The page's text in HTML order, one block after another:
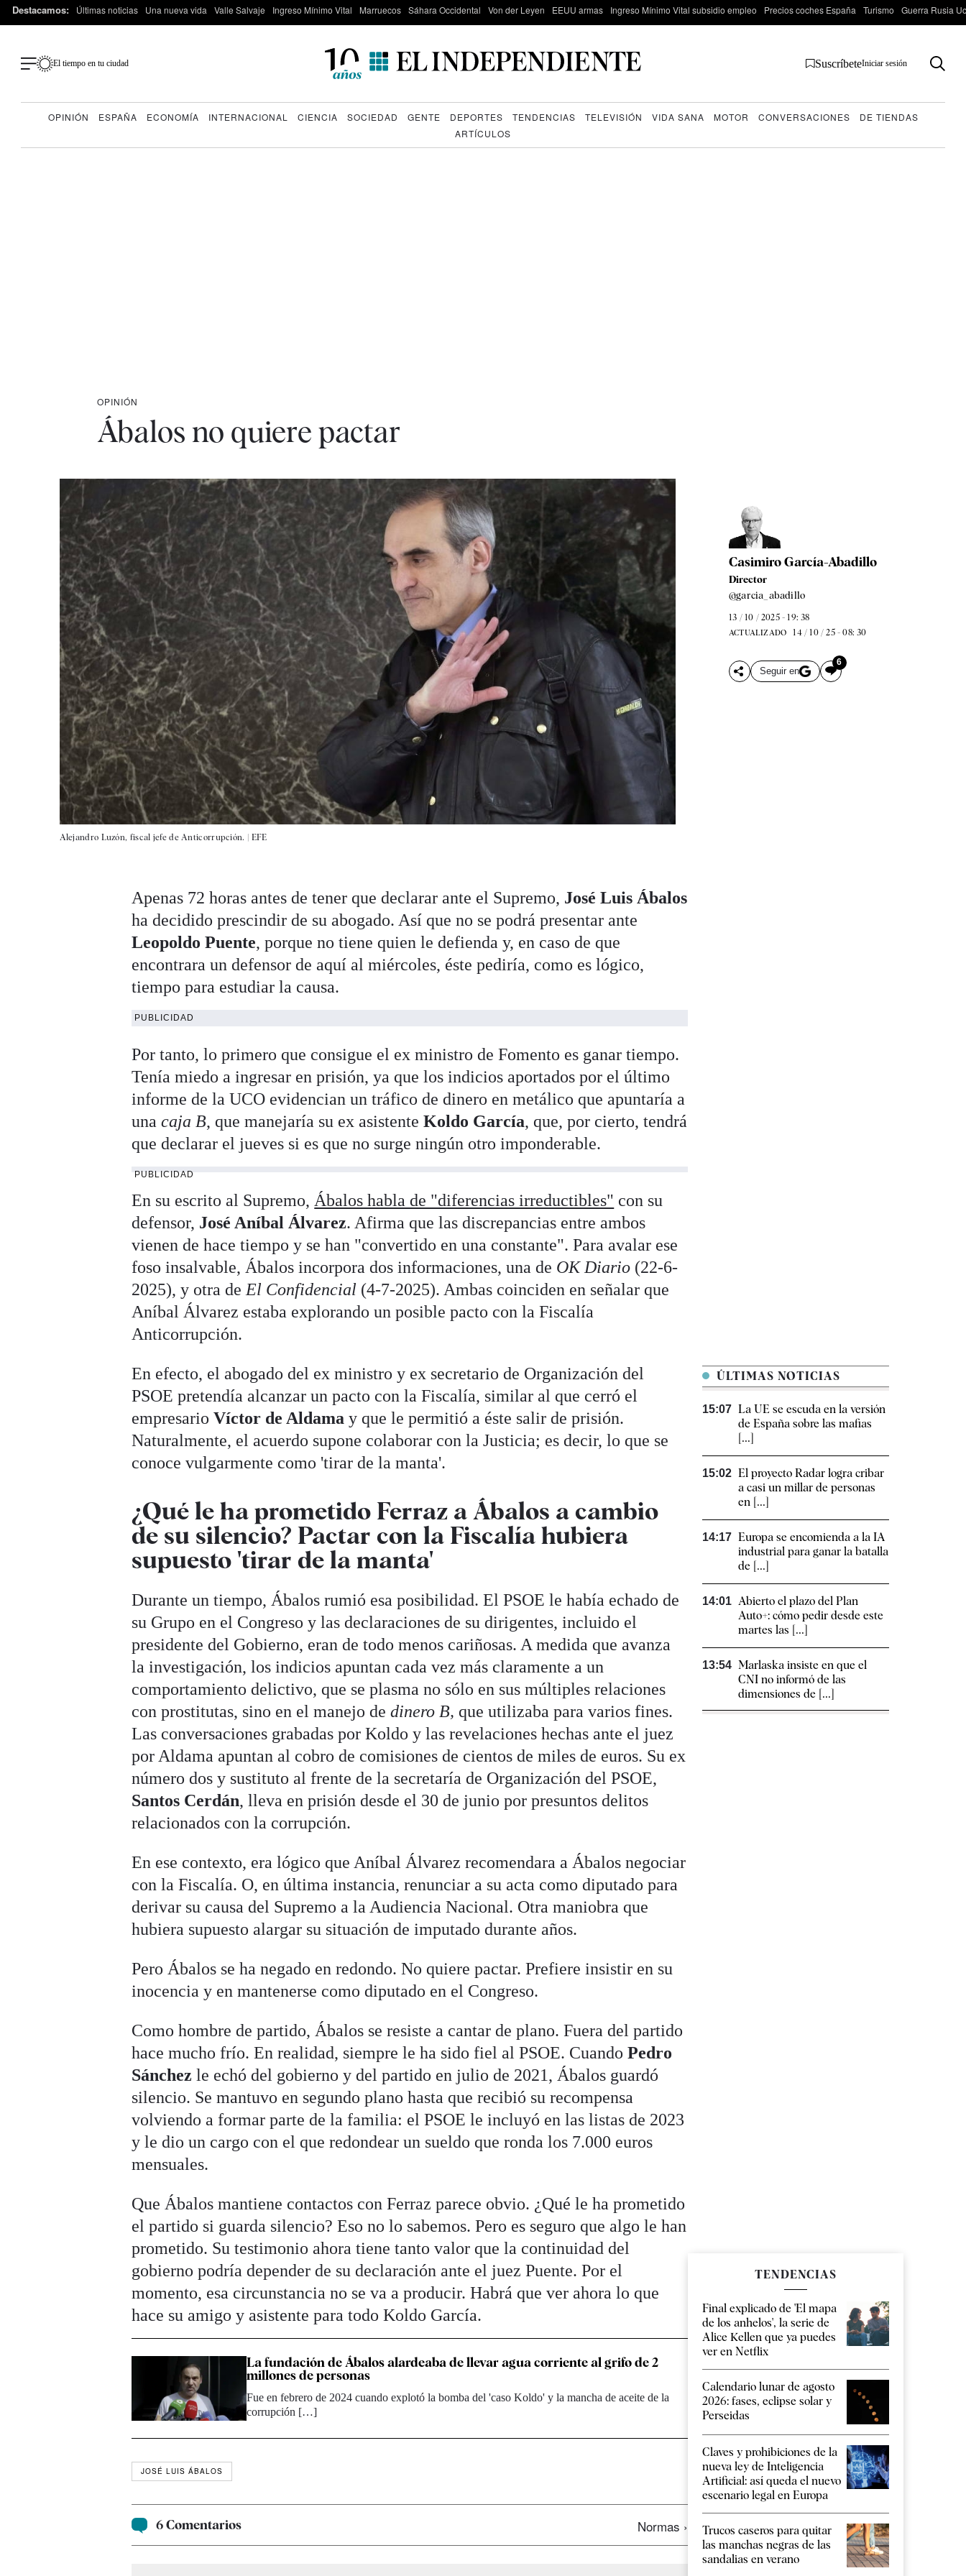
Destacamos: Últimas noticias Una nueva vida Valle Salvaje Ingreso Mínimo Vital Marruecos Sáhara Occidental Von der Leyen EEUU armas Ingreso Mínimo Vital subsidio empleo Precios coches España Turismo Guerra Rusia
El tiempo en tu ciudad SuscríbeteIniciar sesión
OPINIÓN ESPAÑA ECONOMÍA INTERNACIONAL CIENCIA SOCIEDAD GENTE DEPORTES TENDENCIAS TELEVISIÓN VIDA SANA MOTOR CONVERSACIONES
DE TIENDAS
ARTÍCULOS
OPINIÓN
Ábalos no quiere pactar
Alejandro Luzón, fiscal jefe de Anticorrupción. | EFE
Casimiro García-Abadillo
Director
@garcia_abadillo
13 / 10 / 2025 - 19: 38
ACTUALIZADO 14 / 10 / 25 - 08: 30
Seguir en
6
Apenas 72 horas antes de tener que declarar ante el Supremo, José Luis Ábalos
ha decidido prescindir de su abogado. Así que no se podrá presentar ante
Leopoldo Puente, porque no tiene quien le defienda y, en caso de que
encontrara un defensor de aquí al miércoles, éste pediría, como es lógico,
tiempo para estudiar la causa.
PUBLICIDAD
Por tanto, lo primero que consigue el ex ministro de Fomento es ganar tiempo.
Tenía miedo a ingresar en prisión, ya que los indicios aportados por el último
informe de la UCO evidencian un tráfico de dinero en metálico que apuntaría a
unacaja B, que manejaría su ex asistenteKoldo García, que, por cierto, tendrá
que declarar el jueves si es que no surge ningún otro imponderable.
PUBLICIDAD
En su escrito al Supremo, Ábalos habla de "diferencias irreductibles" con su
defensor, José Aníbal Álvarez. Afirma que las discrepancias entre ambos
vienen de hace tiempo y se han "convertido en una constante". Para avalar ese
foso insalvable, Ábalos incorpora dos informaciones, una de OK Diario (22-6-
2025), y otra de El Confidencial (4-7-2025). Ambas coinciden en señalar que
Aníbal Álvarez estaba explorando un posible pacto con la Fiscalía
Anticorrupción.
En efecto, el abogado del ex ministro y ex secretario de Organización del
PSOE pretendía alcanzar un pacto con la Fiscalía, similar al que cerró el
empresarioVíctor de Aldama y que le permitió a éste salir de prisión.
Naturalmente, el acuerdo supone colaborar con la Justicia; es decir, lo que se
conoce vulgarmente como 'tirar de la manta'.
¿Qué le ha prometido Ferraz a Ábalos a cambio
de su silencio? Pactar con la Fiscalía hubiera
supuesto 'tirar de la manta'
Durante un tiempo, Ábalos rumió esa posibilidad. El PSOE le había echado de
su Grupo en el Congreso y las declaraciones de su dirigentes, incluido el
presidente del Gobierno, eran de todo menos cariñosas. A medida que avanza
la investigación, los indicios apuntan cada vez más claramente a un
comportamiento delictivo, que se plasma no sólo en sus múltiples relaciones
con prostitutas, sino en el manejo dedinero B, que utilizaba para varios fines.
Las conversaciones grabadas por Koldo y las revelaciones hechas ante el juez
por Aldama apuntan al cobro de comisiones de cientos de miles de euros. Su ex
número dos y sustituto al frente de la secretaría de Organización del PSOE,
Santos Cerdán, lleva en prisión desde el 30 de junio por presuntos delitos
relacionados con la corrupción.
En ese contexto, era lógico que Aníbal Álvarez recomendara a Ábalos negociar
con la Fiscalía. O, en última instancia, renunciar a su acta como diputado para
derivar su causa del Supremo a la Audiencia Nacional. Otra maniobra que
hubiera supuesto alargar su situación de imputado durante años.
Pero Ábalos se ha negado en redondo. No quiere pactar. Prefiere insistir en su
inocencia y en mantenerse como diputado en el Congreso.
Como hombre de partido, Ábalos se resiste a cantar de plano. Fuera del partido
hace mucho frío. En realidad, siempre le ha sido fiel al PSOE. CuandoPedro
Sánchez le echó del gobierno y del partido en julio de 2021, Ábalos guardó
silencio. Se mantuvo en segundo plano hasta que recibió su recompensa
volviendo a formar parte de la familia: el PSOE le incluyó en las listas de 2023
y le dio un cargo con el que redondear un sueldo que ronda los 7.000 euros
mensuales.
Que Ábalos mantiene contactos con Ferraz parece obvio. ¿Qué le ha prometido
el partido si guarda silencio? Eso no lo sabemos. Pero es seguro que algo le han
prometido. Su testimonio ahora tiene tanto valor que la continuidad del
gobierno podría depender de su declaración ante el juez Puente. Por el
momento, esa circunstancia no se va a producir. Habrá que ver ahora lo que
hace su amigo y asistente para todo Koldo García.
La fundación de Ábalos alardeaba de llevar agua corriente al grifo de 2
millones de personas
Fue en febrero de 2024 cuando explotó la bomba del 'caso Koldo' y la mancha de aceite de la
corrupción […]
JOSÉ LUIS ÁBALOS
6 Comentarios Normas ›
ÚLTIMAS NOTICIAS
15:07 La UE se escuda en la versión
de España sobre las mafias
[...]
15:02 El proyecto Radar logra cribar
a casi un millar de personas
en [...]
14:17 Europa se encomienda a la IA
industrial para ganar la batalla
de [...]
14:01 Abierto el plazo del Plan
Auto+: cómo pedir desde este
martes las [...]
13:54 Marlaska insiste en que el
CNI no informó de las
dimensiones de [...]
TENDENCIAS
Final explicado de 'El mapa
de los anhelos', la serie de
Alice Kellen que ya puedes
ver en Netflix
Calendario lunar de agosto
2026: fases, eclipse solar y
Perseidas
Claves y prohibiciones de la
nueva ley de Inteligencia
Artificial: así queda el nuevo
escenario legal en Europa
Trucos caseros para quitar
las manchas negras de las
sandalias en verano